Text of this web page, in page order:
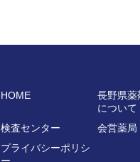
HOME
長野県薬
について
検査センター 会営薬局
プライバシーポリシ